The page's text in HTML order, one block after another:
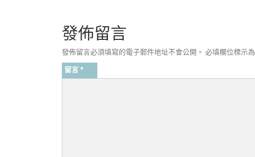
發佈留言
發佈留言必須填寫的電子郵件地址不會公開。 必填欄位標示為
留言 *